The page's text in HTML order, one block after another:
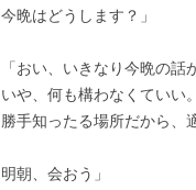
今晩はどうします？」
「おい、いきなり今晩の話
いや、何も構わなくていい。
勝手知ったる場所だから、
明朝、会おう」